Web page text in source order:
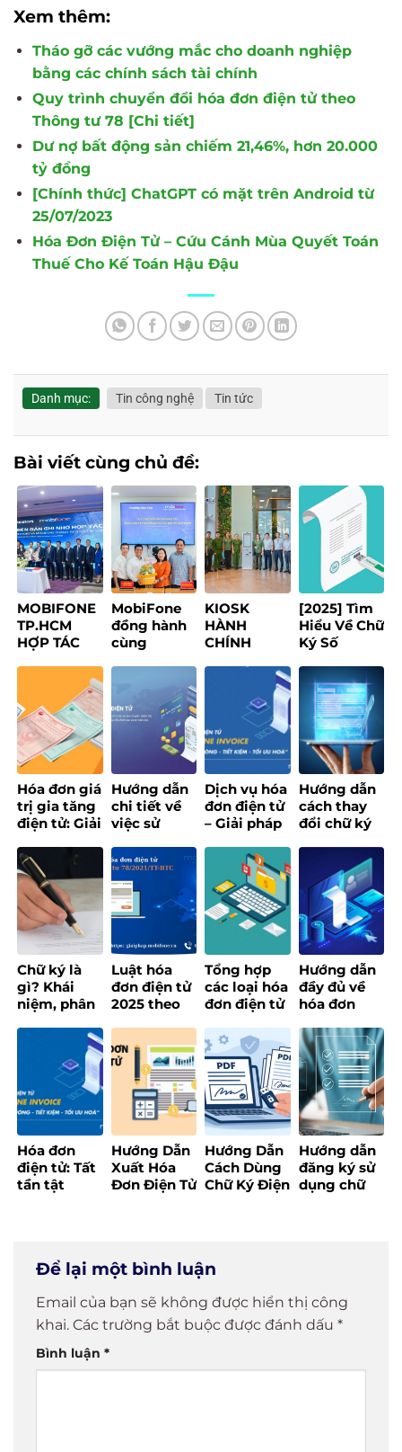
Xem thêm:
Tháo gỡ các vướng mắc cho doanh nghiệp
bằng các chính sách tài chính
Quy trình chuyển đổi hóa đơn điện tử theo
Thông tư 78 [Chi tiết]
Dư nợ bất động sản chiếm 21,46%, hơn 20.000
tỷ đồng
[Chính thức] ChatGPT có mặt trên Android từ
25/07/2023
Hóa Đơn Điện Tử – Cứu Cánh Mùa Quyết Toán
Thuế Cho Kế Toán Hậu Đậu
Danh mục: Tin công nghệ Tin tức
Bài viết cùng chủ đề:
MOBIFONE
TP.HCM
HỢP TÁC
XÂY DỰNG
NỀN TẢNG
CREATOR
ECONOMY
MobiFone
đồng hành
cùng
thúc đẩy
chuyển đổi
số, xây
dựng chính
quyền số
ứng dụng
AI
KIOSK
HÀNH
CHÍNH
MINH – GIẢI
PHÁP SỐ
MOBIFONE
HƯỚNG TỚI
PHỤC VỤ
NGƯỜI DÂN
[2025] Tìm
Hiểu Về Chữ
Ký Số
Ích, Loại
Hình & Ứng
Dụng
Hóa đơn giá
trị gia tăng
điện tử: Giải
ưu cho
doanh
nghiệp hiện
đại
Hướng dẫn
chi tiết về
việc sử
đơn điện tử
cho doanh
nghiệp
Dịch vụ hóa
đơn điện tử
– Giải pháp
hóa đơn
thông minh
Hướng dẫn
cách thay
đổi chữ ký
Tổng cục
thuế
Chữ ký là
gì? Khái
niệm, phân
chữ ký phổ
Luật hóa
đơn điện tử
2025 theo
chi tiết
Tổng hợp
các loại hóa
đơn điện tử
quy định
mới nhất
Hướng dẫn
đầy đủ về
hóa đơn
tạo từ máy
tính tiền
[Update
2025]
Hóa đơn
điện tử: Tất
tần tật
khai
Hướng Dẫn
Xuất Hóa
Đơn Điện Tử
Hiệu Quả
Hướng Dẫn
Cách Dùng
Chữ Ký Điện
Hướng dẫn
đăng ký sử
dụng chữ
Để lại một bình luận
Email của bạn sẽ không được hiển thị công
khai. Các trường bắt buộc được đánh dấu *
Bình luận *